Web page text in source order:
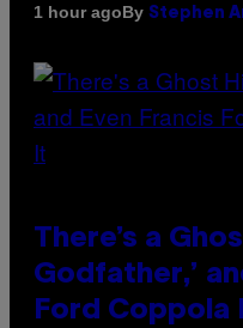
1 hour agoBy Stephen
There’s a
Godfather,’
Ford Coppola